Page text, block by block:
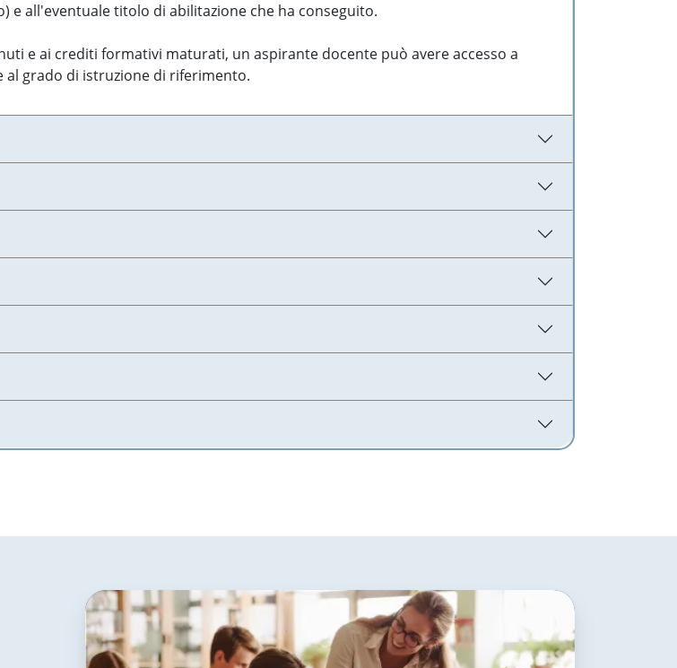
e all'eventuale titolo di abilitazione che ha conseguito.
e ai crediti formativi maturati, un aspirante docente può avere accesso a
al grado di istruzione di riferimento.